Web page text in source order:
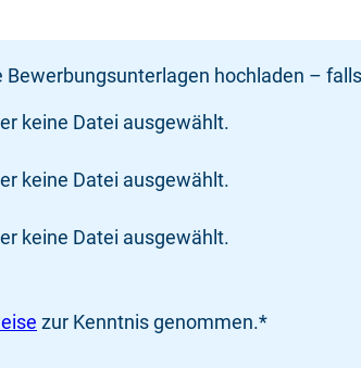
Bewerbungsunterlagen hochladen –
keine Datei ausgewählt.
keine Datei ausgewählt.
keine Datei ausgewählt.
zur Kenntnis genommen.*